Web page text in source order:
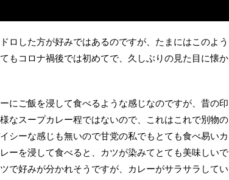
ロした方が好みではあるのですが、たまにはこのよう
もコロナ禍後では初めてで、久しぶりの見た目に懐か
にご飯を浸して食べるような感じなのですが、昔の印
なスープカレー程ではないので、これはこれで別物の
シーな感じも無いので甘党の私でもとても食べ易いカ
ーを浸して食べると、カツが染みてとても美味しいで
で好みが分かれそうですが、カレーがサラサラしてい